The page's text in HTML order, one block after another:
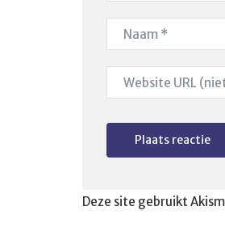
Deze site gebruikt